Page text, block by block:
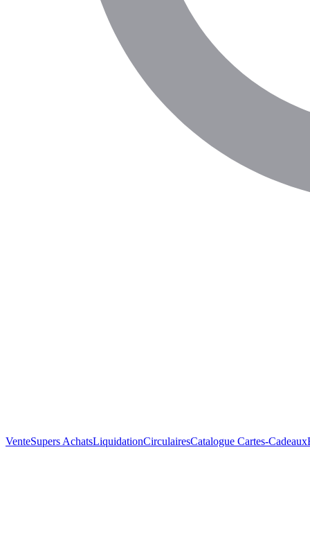
VenteSupers AchatsLiquidationCirculairesCatalogue Cartes-Cadeaux